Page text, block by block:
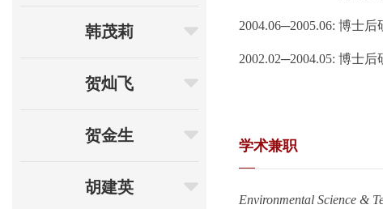
韩茂莉
贺灿飞
贺金生
胡建英
2004.06─2005.06: 博士
2002.02─2004.05: 博士
学术兼职
Environmental Science &